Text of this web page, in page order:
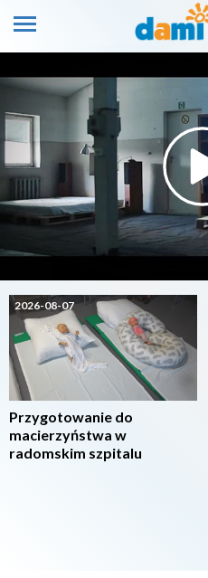
2026-08-07
Przygotowanie do
macierzyństwa w
radomskim szpitalu